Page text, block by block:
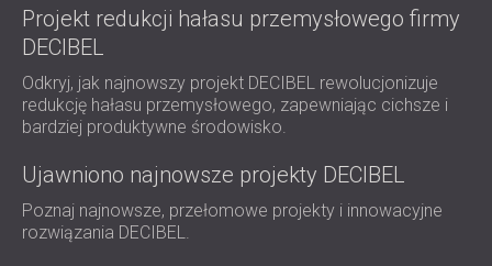
ZDROWIA
ROZWIĄZANIA DŹWIĘKOSZCZELNE I
AKUSTYCZNE DLA SEKTORA AUDIOLOGII
ROZWIĄZANIA DŹWIĘKOSZCZELNE I
AKUSTYCZNE DLA CENTRÓW DANYCH
Projekt redukcji hałasu przemysłowego firmy
DECIBEL
Odkryj, jak najnowszy projekt DECIBEL rewolucjonizuje
redukcję hałasu przemysłowego, zapewniając cichsze i
bardziej produktywne środowisko.
Ujawniono najnowsze projekty DECIBEL
Poznaj najnowsze, przełomowe projekty i innowacyjne
rozwiązania DECIBEL.